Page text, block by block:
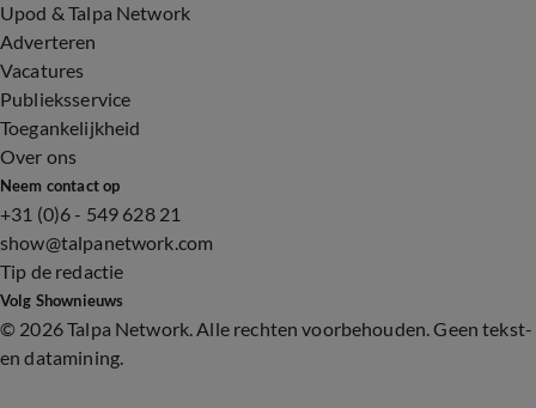
Upod & Talpa Network
Adverteren
Vacatures
Publieksservice
Toegankelijkheid
Over ons
Neem contact op
+31 (0)6 - 549 628 21
show@talpanetwork.com
Tip de redactie
Volg Shownieuws
© 2026 Talpa Network. Alle rechten voorbehouden. Geen tekst-
en datamining.